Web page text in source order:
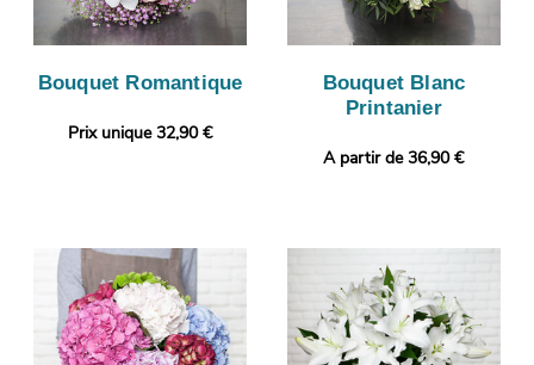
Bouquet Romantique
Prix unique 32,90 €
Bouquet Blanc
Printanier
A partir de 36,90 €